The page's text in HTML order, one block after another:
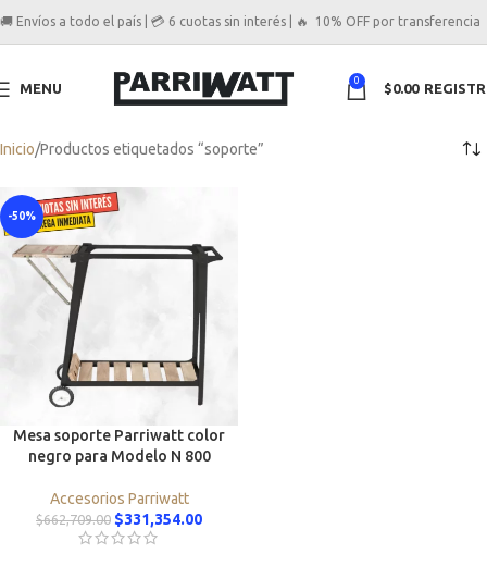
🚚 Envíos a todo el país | 💳 6 cuotas sin interés | 🔥 10% OFF por transferencia
MENU
0
$0.00
Inicio Productos etiquetados “soporte”
-50%
Mesa soporte Parriwatt color
negro para Modelo N 800
Accesorios Parriwatt
$662,709.00 $331,354.00